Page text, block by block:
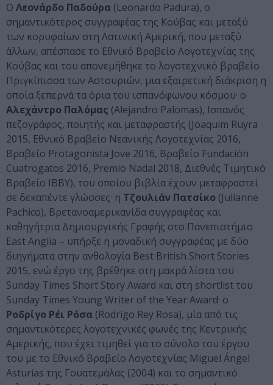
Ο Λεονάρδο Παδούρα (Leonardo Padura), ο
σημαντικότερος συγγραφέας της Κούβας και μεταξύ
των κορυφαίων στη Λατινική Αμερική, που μεταξύ
άλλων, απέσπασε το Εθνικό Βραβείο Λογοτεχνίας της
Κούβας και του απονεμήθηκε το λογοτεχνικό βραβείο
Πριγκίπισσα των Αστουριών, μια εξαιρετική διάκριση η
οποία ξεπερνά τα όρια του ισπανόφωνου κόσμου· ο
Αλεχάντρο Παλόμας (Alejandro Palomas), Ισπανός
πεζογράφος, ποιητής και μεταφραστής (Joaquim Ruyra
2015, Εθνικό Βραβείο Νεανικής Λογοτεχνίας 2016,
Βραβείο Protagonista Jove 2016, Βραβείο Fundación
Cuatrogatos 2016, Premio Nadal 2018, Διεθνές Τιμητικό
Βραβείο IBBY), του οποίου βιβλία έχουν μεταφραστεί
σε δεκαπέντε γλώσσες· η Τζουλιάν Πατσίκο (Julianne
Pachico), Βρετανοαμερικανίδα συγγραφέας και
καθηγήτρια Δημιουργικής Γραφής στο Πανεπιστήμιο
East Anglia – υπήρξε η μοναδική συγγραφέας με δύο
διηγήματα στην ανθολογία Best British Short Stories
2015, ενώ έργο της βρέθηκε στη μακρά λίστα του
Sunday Times Short Story Award και στη shortlist του
Sunday Times Young Writer of the Year Award· ο
Ροδρίγο Ρέι Ρόσα (Rodrigo Rey Rosa), μία από τις
σημαντικότερες λογοτεχνικές φωνές της Κεντρικής
Αμερικής, που έχει τιμηθεί για το σύνολο του έργου
του με το Εθνικό Βραβείο Λογοτεχνίας Miguel Ángel
Asturias της Γουατεμάλας (2004) και το σημαντικό